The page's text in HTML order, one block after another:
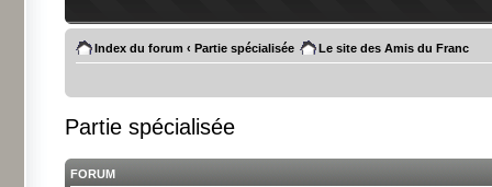
Index du forum ‹ Partie spécialisée Le site des Amis du Franc
Partie spécialisée
FORUM